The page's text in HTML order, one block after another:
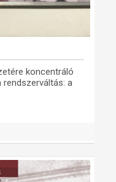
koncentráló
rendszerváltás: a